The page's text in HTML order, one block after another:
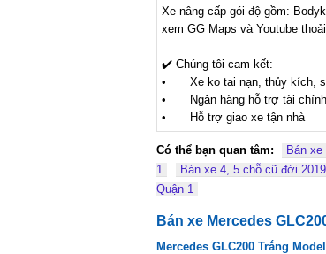
Xe nâng cấp gói độ gồm:
xem GG Maps và Youtube
✔️ Chúng tôi cam kết:
•	Xe ko tai nạn, thủy kích, số Km đúng theo xe
•	Ngân hàng hỗ trợ tài chính 70% với lãi suất ưu đãi.
•	Hỗ trợ giao xe tận nhà
Có thể bạn quan tâm: Bán
1
Bán xe 4, 5 chỗ cũ đời 2019
Quận 1
Bán xe Mercedes
Mercedes GLC200 Trắng